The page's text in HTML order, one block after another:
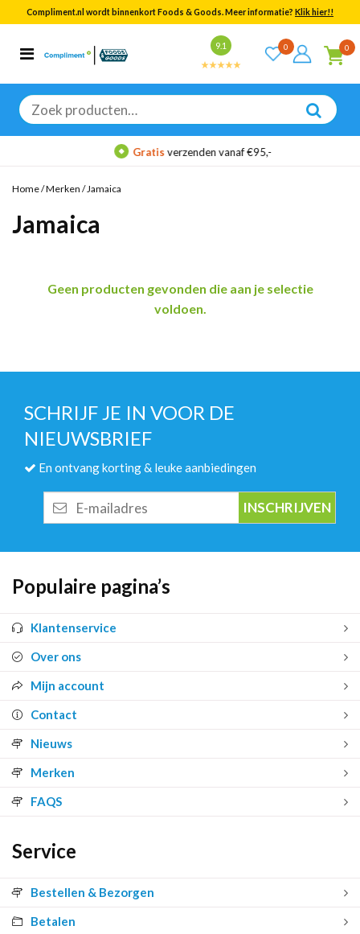
Compliment.nl wordt binnenkort Foods & Goods. Meer informatie? Klik hier!!
9.1 0 0
Zoeken
naar:
Categorieën
Bekijk alle resultaten
Gratisverzenden vanaf €95,-
Home/Merken /Jamaica
Jamaica
Geen producten gevonden die aan je selectie
voldoen.
SCHRIJF JE IN VOOR DE
NIEUWSBRIEF
En ontvang korting & leuke aanbiedingen
mailadres
Populaire pagina’s
Klantenservice
Over ons
Mijn account
Contact
Nieuws
Merken
FAQS
Service
Bestellen & Bezorgen
Betalen